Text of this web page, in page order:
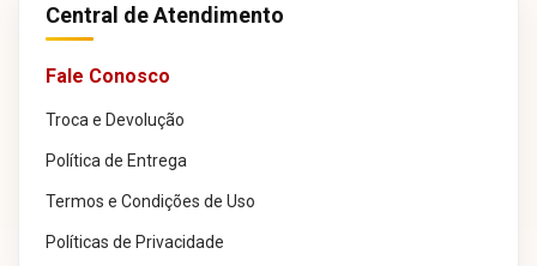
Central de Atendimento
Fale Conosco
Troca e Devolução
Política de Entrega
Termos e Condições de Uso
Políticas de Privacidade